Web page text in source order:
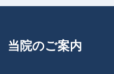
当院のご案内